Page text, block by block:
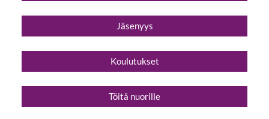
Jäsenyys
Koulutukset
Töitä nuorille